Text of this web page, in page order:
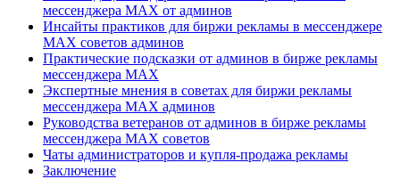
мессенджера MAX от админов
Инсайты практиков для биржи рекламы в мессенджере
MAX советов админов
Практические подсказки от админов в бирже рекламы
мессенджера MAX
Экспертные мнения в советах для биржи рекламы
мессенджера MAX админов
Руководства ветеранов от админов в бирже рекламы
мессенджера MAX советов
Чаты администраторов и купля-продажа рекламы
Заключение